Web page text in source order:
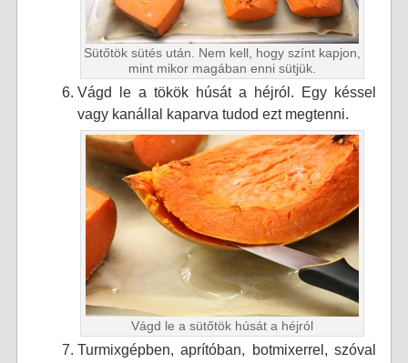
Sütőtök sütés után. Nem kell, hogy színt kapjon,
mint mikor magában enni sütjük.
Vágd le a tökök húsát a héjról. Egy késsel
vagy kanállal kaparva tudod ezt megtenni.
Vágd le a sütőtök húsát a héjról
Turmixgépben, aprítóban, botmixerrel, szóval